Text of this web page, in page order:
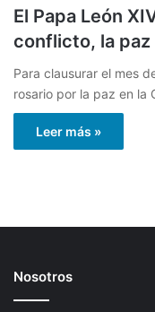
El Papa León
conflicto, la paz
Para clausurar el mes
rosario por la paz en la
Leer más »
Nosotros